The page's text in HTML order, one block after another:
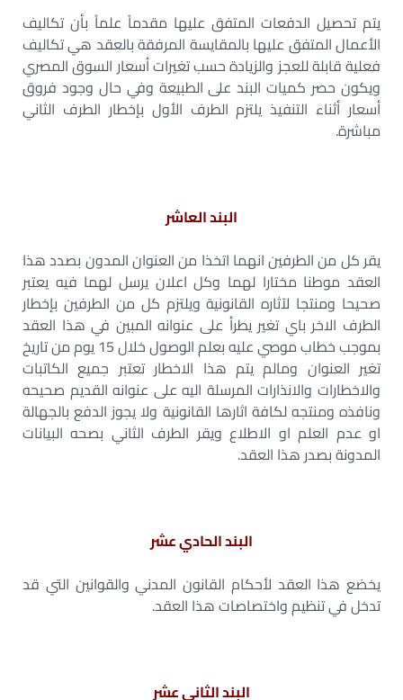
يتم تحصيل الدفعات المتفق عليها مقدماً علماً بأن تكاليف
الأعمال المتفق عليها بالمقايسة المرفقة بالعقد هي تكاليف
فعلية قابلة للعجز والزيادة حسب تغيرات أسعار السوق المصري
ويكون حصر كميات البند على الطبيعة وفي حال وجود فروق
أسعار أثناء التنفيذ يلتزم الطرف الأول بإخطار الطرف الثاني
مباشرة.
البند العاشر
يقر كل من الطرفين انهما اتخذا من العنوان المدون بصدد هذا
العقد موطنا مختارا لهما وكل اعلان يرسل لهما فيه يعتبر
صحيحا ومنتجا لآثاره القانونية ويلتزم كل من الطرفين بإخطار
الطرف الاخر باي تغير يطرأ على عنوانه المبين في هذا العقد
بموجب خطاب موصي عليه بعلم الوصول خلال 15 يوم من تاريخ
تغير العنوان ومالم يتم هذا الاخطار تعتبر جميع الكاتبات
والاخطارات والانذارات المرسلة اليه على عنوانه القديم صحيحه
ونافذه ومنتجه لكافة اثارها القانونية ولا يجوز الدفع بالجهالة
او عدم العلم او الاطلاع ويقر الطرف الثاني بصحه البيانات
المدونة بصدر هذا العقد.
البند الحادي عشر
يخضع هذا العقد لأحكام القانون المدني والقوانين التي قد
تدخل في تنظيم واختصاصات هذا العقد.
البند الثاني عشر